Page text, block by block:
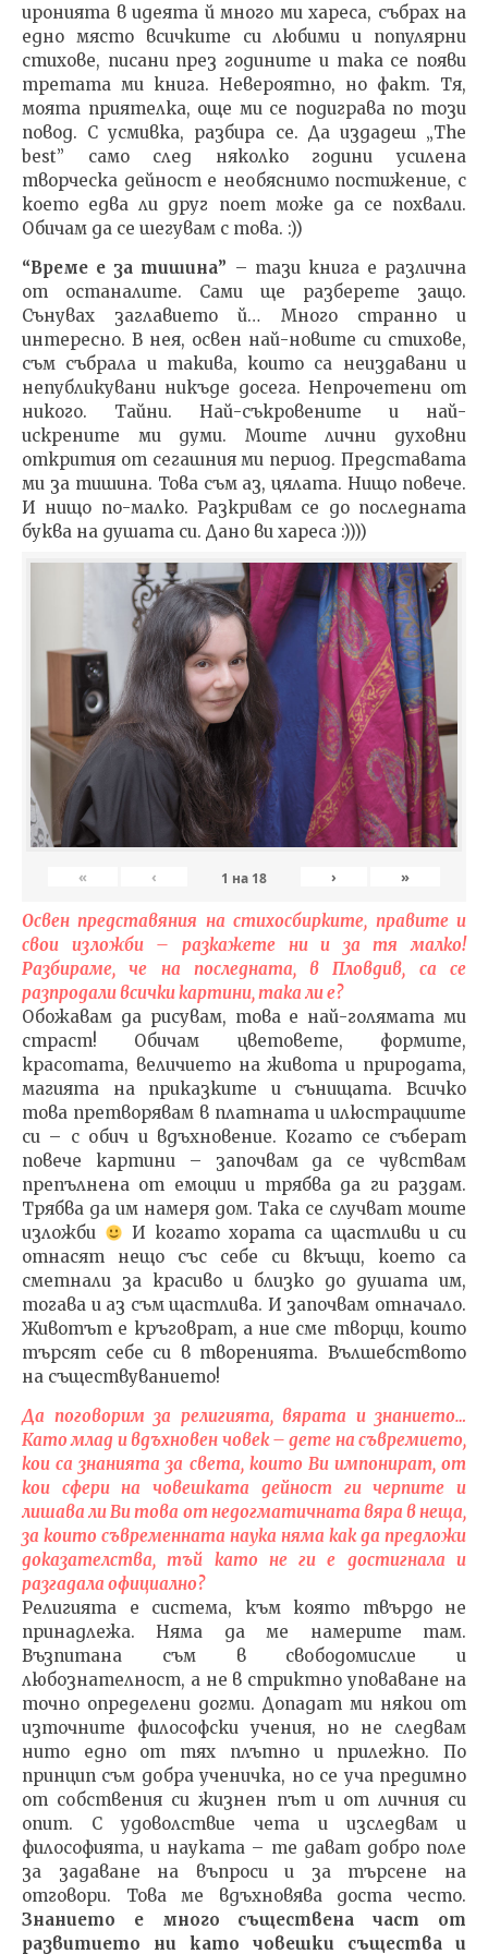
иронията в идеята й много ми хареса, събрах на
едно място всичките си любими и популярни
стихове, писани през годините и така се появи
третата ми книга. Невероятно, но факт. Тя,
моята приятелка, още ми се подиграва по този
повод. С усмивка, разбира се. Да издадеш „The
best” само след няколко години усилена
творческа дейност е необяснимо постижение, с
което едва ли друг поет може да се похвали.
Обичам да се шегувам с това. :))
“Време е за тишина” – тази книга е различна
от останалите. Сами ще разберете защо.
Сънувах заглавието й… Много странно и
интересно. В нея, освен най-новите си стихове,
съм събрала и такива, които са неиздавани и
непубликувани никъде досега. Непрочетени от
никого. Тайни. Най-съкровените и най-
искрените ми думи. Моите лични духовни
открития от сегашния ми период. Представата
ми за тишина. Това съм аз, цялата. Нищо повече.
И нищо по-малко. Разкривам се до последната
буква на душата си. Дано ви хареса :))))
« ‹ 1 на 18 › »
Освен представяния на стихосбирките, правите и
свои изложби – разкажете ни и за тя малко!
Разбираме, че на последната, в Пловдив, са се
разпродали всички картини, така ли е?
Обожавам да рисувам, това е най-голямата ми
страст! Обичам цветовете, формите,
красотата, величието на живота и природата,
магията на приказките и сънищата. Всичко
това претворявам в платната и илюстрациите
си – с обич и вдъхновение. Когато се съберат
повече картини – започвам да се чувствам
препълнена от емоции и трябва да ги раздам.
Трябва да им намеря дом. Така се случват моите
изложби
И когато хората са щастливи и си
отнасят нещо със себе си вкъщи, което са
сметнали за красиво и близко до душата им,
тогава и аз съм щастлива. И започвам отначало.
Животът е кръговрат, а ние сме творци, които
търсят себе си в творенията. Вълшебството
на съществуванието!
Да поговорим за религията, вярата и знанието…
Като млад и вдъхновен човек – дете на съвремието,
кои са знанията за света, които Ви импонират, от
кои сфери на човешката дейност ги черпите и
лишава ли Ви това от недогматичната вяра в неща,
за които съвременната наука няма как да предложи
доказателства, тъй като не ги е достигнала и
разгадала официално?
Религията е система, към която твърдо не
принадлежа. Няма да ме намерите там.
Възпитана съм в свободомислие и
любознателност, а не в стриктно уповаване на
точно определени догми. Допадат ми някои от
източните философски учения, но не следвам
нито едно от тях плътно и прилежно. По
принцип съм добра ученичка, но се уча предимно
от собствения си жизнен път и от личния си
опит. С удоволствие чета и изследвам и
философията, и науката – те дават добро поле
за задаване на въпроси и за търсене на
отговори. Това ме вдъхновява доста често.
Знанието е много съществена част от
развитието ни като човешки същества и